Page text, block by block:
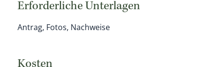
Erforderliche Unterlagen
Antrag, Fotos, Nachweise